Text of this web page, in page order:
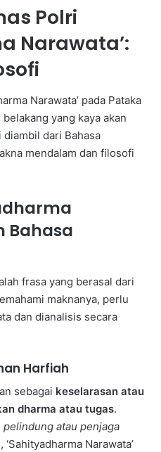
Polri
Narawata’:
Narawata’ pada Pataka
yang kaya akan
diambil dari Bahasa
mendalam dan filosofi
Bahasa
frasa yang berasal dari
maknanya, perlu
dan dianalisis secara
Harfiah
sebagai keselarasan atau
dharma atau tugas.
pelindung atau penjaga
Narawata’